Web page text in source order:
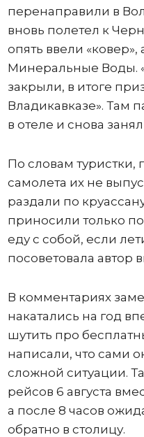
перенаправили в
вновь полетел к
опять ввели «ковер»,
Минеральные Воды.
закрыли, в итоге
Владикавказе». Там
в отеле и снова
По словам туристки,
самолета их не
раздали по
приносили только
еду с собой, если
посоветовала автор
В комментариях
накатались на год
шутить про
написали, что сами
сложной ситуации.
рейсов 6 августа
а после 8 часов
обратно в столицу.